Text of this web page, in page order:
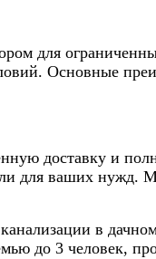
для
Основные
доставку и
для ваших нужд.
в
до 3 человек,